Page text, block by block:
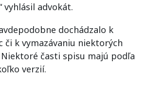
vyhlásil advokát.
dochádzalo k
či k vymazávaniu niektorých
časti spisu majú podľa
verzií.